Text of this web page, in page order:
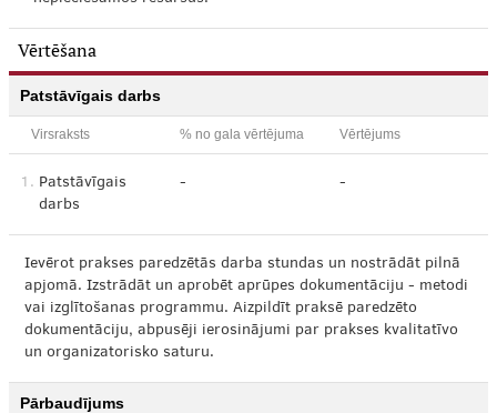
Vērtēšana
Patstāvīgais darbs
Virsraksts % no gala vērtējuma Vērtējums
1. Patstāvīgais
darbs
- -
Ievērot prakses paredzētās darba stundas un nostrādāt pilnā
apjomā. Izstrādāt un aprobēt aprūpes dokumentāciju - metodi
vai izglītošanas programmu. Aizpildīt praksē paredzēto
dokumentāciju, abpusēji ierosinājumi par prakses kvalitatīvo
un organizatorisko saturu.
Pārbaudījums